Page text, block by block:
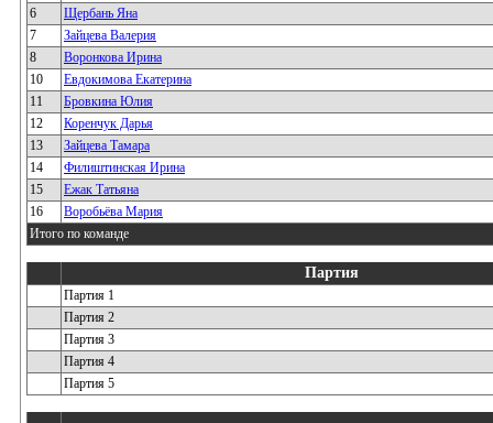
6
Щербань Яна
7
Зайцева Валерия
8
Воронкова Ирина
10
Евдокимова Екатерина
11
Бровкина Юлия
12
Коренчук Дарья
13
Зайцева Тамара
14
Филиштинская Ирина
15
Ежак Татьяна
16
Воробьёва Мария
Итого по команде
Партия
Партия 1
Партия 2
Партия 3
Партия 4
Партия 5